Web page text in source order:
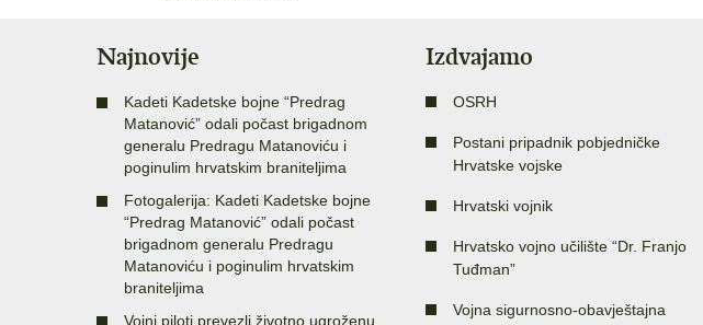
Najnovije
Kadeti Kadetske bojne “Predrag
Matanović” odali počast brigadnom
generalu Predragu Matanoviću i
poginulim hrvatskim braniteljima
Fotogalerija: Kadeti Kadetske bojne
“Predrag Matanović” odali počast
brigadnom generalu Predragu
Matanoviću i poginulim hrvatskim
braniteljima
Vojni piloti prevezli životno ugroženu
Izdvajamo
OSRH
Postani pripadnik pobjedničke
Hrvatske vojske
Hrvatski vojnik
Hrvatsko vojno učilište “Dr. Franjo
Tuđman”
Vojna sigurnosno-obavještajna